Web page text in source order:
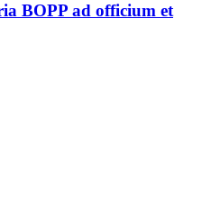
BOPP ad officium et